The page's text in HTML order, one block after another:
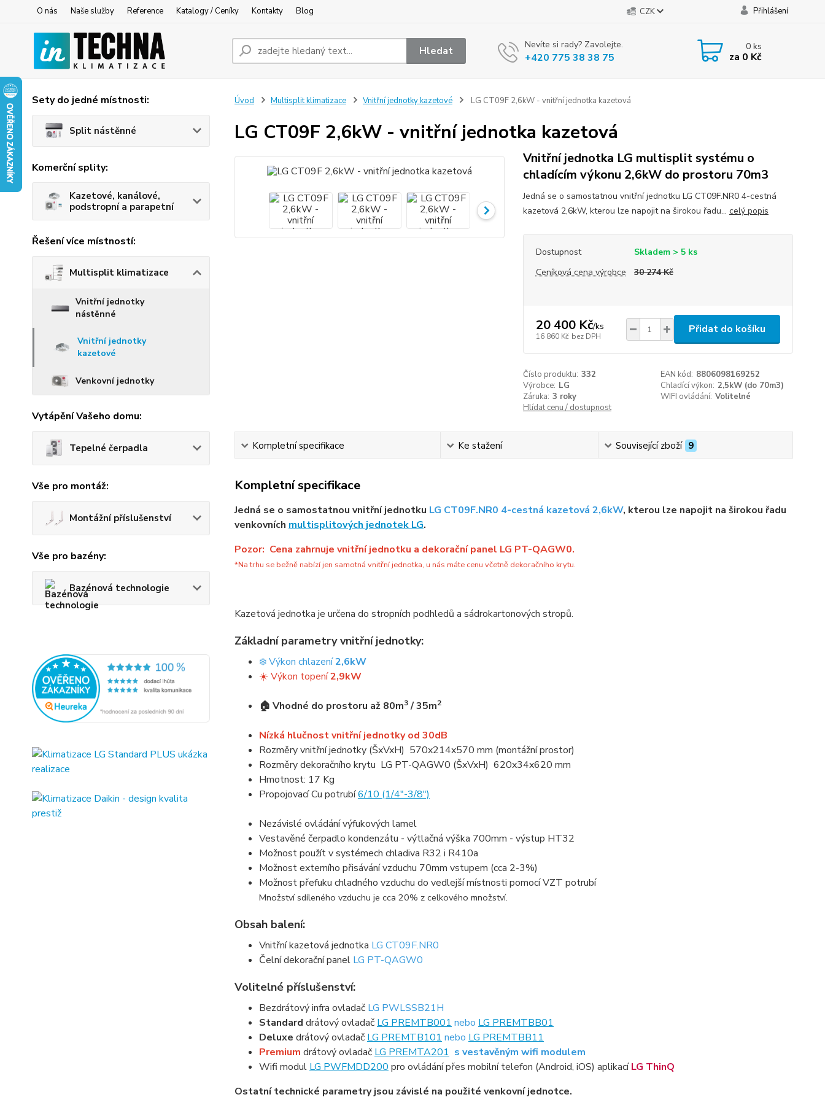
O nás Naše služby Reference Katalogy / Ceníky Kontakty Blog CZK Přihlášení
Hledat Nevíte si rady? Zavolejte.
+420 775 38 38 75
0ks
za 0 Kč
Sety do jedné místnosti:
Split nástěnné
Komerční splity:
Kazetové, kanálové,
podstropní a parapetní
Řešení více místností:
Multisplit klimatizace
Vnitřní jednotky
nástěnné
Vnitřní jednotky
kazetové
Venkovní jednotky
Vytápění Vašeho domu:
Tepelné čerpadla
Vše pro montáž:
Montážní příslušenství
Vše pro bazény:
Bazénová technologie
Úvod Multisplit klimatizace Vnitřní jednotky kazetové LG CT09F 2,6kW - vnitřní jednotka kazetová
LG CT09F 2,6kW - vnitřní jednotka kazetová
Vnitřní jednotka LG multisplit systému o
chladícím výkonu 2,6kW do prostoru 70m3
Jedná se o samostatnou vnitřní jednotku LG CT09F.NR0 4-cestná
kazetová 2,6kW, kterou lze napojit na širokou řadu... celý popis
Dostupnost
Skladem > 5 ks
Ceníková cena výrobce
30 274 Kč
20 400 Kč/ks
16 860 Kč bez DPH
Přidat do košíku
Číslo produktu: 332 EAN kód: 8806098169252
Výrobce: LG Chladící výkon: 2,5kW (do 70m3)
Záruka: 3 roky WIFI ovládání: Volitelné
Hlídat cenu / dostupnost
Kompletní specifikace Ke stažení Související zboží 9
Kompletní specifikace
Jedná se o samostatnou vnitřní jednotku LG CT09F.NR0 4-cestná kazetová 2,6kW, kterou lze napojit na širokou řadu
venkovních multisplitových jednotek LG.
Pozor: Cena zahrnuje vnitřní jednotku a dekorační panel LG PT-QAGW0.
*Na trhu se bežně nabízí jen samotná vnitřní jednotka, u nás máte cenu včetně dekoračního krytu.
Kazetová jednotka je určena do stropních podhledů a sádrokartonových stropů.
Základní parametry vnitřní jednotky:
❄️ Výkon chlazení2,6kW
☀️ Výkon topení2,9kW
🏠 Vhodné do prostoru až 80m3/ 35m2
Nízká hlučnost vnitřní jednotky od 30dB
Rozměry vnitřní jednotky (ŠxVxH) 570x214x570 mm (montážní prostor)
Rozměry dekoračního krytu LG PT-QAGW0 (ŠxVxH) 620x34x620 mm
Hmotnost: 17 Kg
Propojovací Cu potrubí6/10 (1/4"-3/8")
Nezávislé ovládání výfukových lamel
Vestavěné čerpadlo kondenzátu - výtlačná výška 700mm - výstup HT32
Možnost použít v systémech chladiva R32 i R410a
Možnost externího přisávání vzduchu 70mm vstupem (cca 2-3%)
Možnost přefuku chladného vzduchu do vedlejší místnosti pomocí VZT potrubí
Množství sdíleného vzduchu je cca 20% z celkového množství.
Obsah balení:
Vnitřní kazetová jednotka LG CT09F.NR0
Čelní dekorační panel LG PT-QAGW0
Volitelné příslušenství:
Bezdrátový infra ovladač LG PWLSSB21H
Standard drátový ovladač LG PREMTB001 nebo LG PREMTBB01
Deluxe drátový ovladač LG PREMTB101 nebo LG PREMTBB11
Premium drátový ovladač LG PREMTA201 s vestavěným wifi modulem
Wifi modul LG PWFMDD200 pro ovládání přes mobilní telefon (Android, iOS) aplikacíLG ThinQ
Ostatní technické parametry jsou závislé na použité venkovní jednotce.